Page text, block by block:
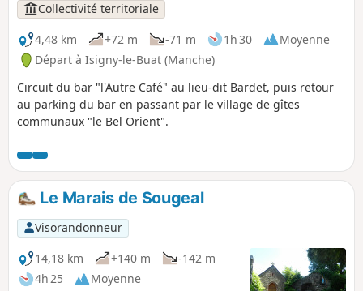
Collectivité territoriale
4,48 km
+72 m -71 m 1h 30
Moyenne
Départ à Isigny-le-Buat (Manche)
Circuit du bar "l'Autre Café" au lieu-dit Bardet, puis retour
au parking du bar en passant par le village de gîtes
communaux "le Bel Orient".
Le Marais de Sougeal
Visorandonneur
14,18 km
+140 m
-142 m
4h 25
Moyenne